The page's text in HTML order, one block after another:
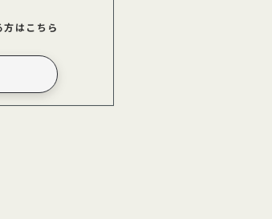
はこちら